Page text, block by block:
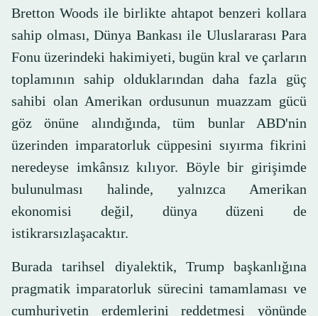
Bretton Woods ile birlikte ahtapot benzeri kollara
sahip olması, Dünya Bankası ile Uluslararası Para
Fonu üzerindeki hakimiyeti, bugün kral ve çarların
toplamının sahip olduklarından daha fazla güç
sahibi olan Amerikan ordusunun muazzam gücü
göz önüne alındığında, tüm bunlar ABD'nin
üzerinden imparatorluk cüppesini sıyırma fikrini
neredeyse imkânsız kılıyor. Böyle bir girişimde
bulunulması halinde, yalnızca Amerikan
ekonomisi değil, dünya düzeni de
istikrarsızlaşacaktır.
Burada tarihsel diyalektik, Trump başkanlığına
pragmatik imparatorluk sürecini tamamlaması ve
cumhuriyetin erdemlerini reddetmesi yönünde